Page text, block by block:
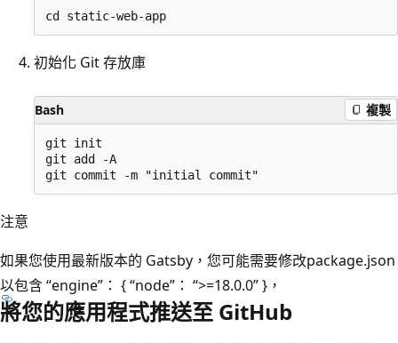
初始化 Git 存放庫
Bash 複製
git init
git add -A
注意
如果您使用最新版本的 Gatsby，您可能需要修改package.json
以包含 “engine”： { “node”： “>=18.0.0” }，
將您的應用程式推送至 GitHub